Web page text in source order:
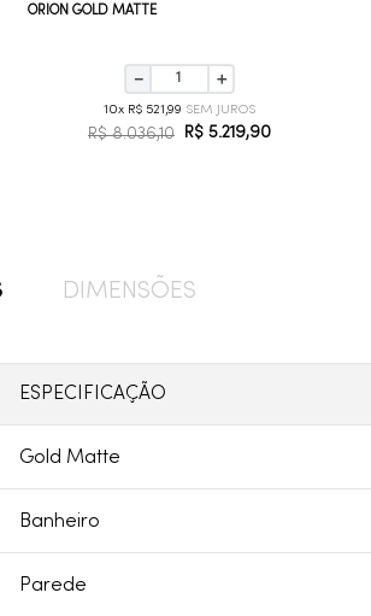
ORION GOLD MATTE
＋
－
10 R$ 521 ,99
R$ 8.036,10 R$ 5.219,90
DIMENSÕES
ESPECIFICAÇÃO
Gold Matte
Banheiro
Parede